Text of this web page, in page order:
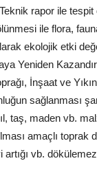
rapor ile
ile flora,
ekolojik etki
Yeniden
İnşaat ve
sağlanması
taş, maden vb.
amaçlı toprak
vb.